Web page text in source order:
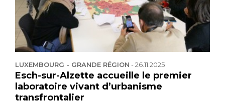
LUXEMBOURG - GRANDE RÉGION -26.11.2025
Esch-sur-Alzette accueille le premier
laboratoire vivant d’urbanisme
transfrontalier